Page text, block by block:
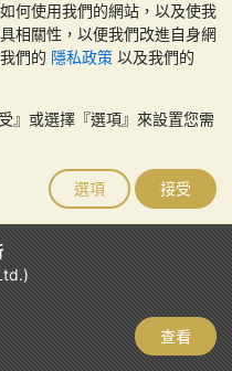
何使用我們的網站，以及使我
相關性，以便我們改進自身網
們的 隱私政策 以及我們的
』或選擇『選項』來設置您需
選項 接受
查看
周五
上漲。歷史趨勢不能保證未來
何通訊中的任何內容均不構成
以確定投資並持有金條是否適
行交易，在英格蘭和威爾斯